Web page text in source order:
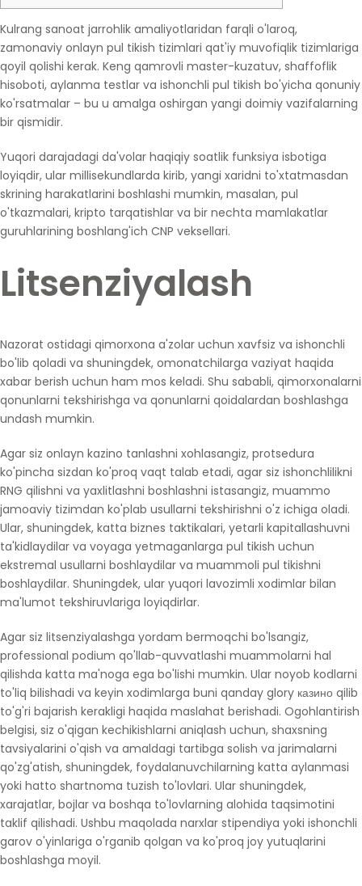
Kulrang sanoat jarrohlik amaliyotlaridan farqli o'laroq,
zamonaviy onlayn pul tikish tizimlari qat'iy muvofiqlik tizimlariga
qoyil qolishi kerak. Keng qamrovli master-kuzatuv, shaffoflik
hisoboti, aylanma testlar va ishonchli pul tikish bo'yicha qonuniy
ko'rsatmalar – bu u amalga oshirgan yangi doimiy vazifalarning
bir qismidir.
Yuqori darajadagi da'volar haqiqiy soatlik funksiya isbotiga
loyiqdir, ular millisekundlarda kirib, yangi xaridni to'xtatmasdan
skrining harakatlarini boshlashi mumkin, masalan, pul
o'tkazmalari, kripto tarqatishlar va bir nechta mamlakatlar
guruhlarining boshlang'ich CNP veksellari.
Litsenziyalash
Nazorat ostidagi qimorxona a'zolar uchun xavfsiz va ishonchli
bo'lib qoladi va shuningdek, omonatchilarga vaziyat haqida
xabar berish uchun ham mos keladi. Shu sababli, qimorxonalarni
qonunlarni tekshirishga va qonunlarni qoidalardan boshlashga
undash mumkin.
Agar siz onlayn kazino tanlashni xohlasangiz, protsedura
ko'pincha sizdan ko'proq vaqt talab etadi, agar siz ishonchlilikni
RNG qilishni va yaxlitlashni boshlashni istasangiz, muammo
jamoaviy tizimdan ko'plab usullarni tekshirishni o'z ichiga oladi.
Ular, shuningdek, katta biznes taktikalari, yetarli kapitallashuvni
ta'kidlaydilar va voyaga yetmaganlarga pul tikish uchun
ekstremal usullarni boshlaydilar va muammoli pul tikishni
boshlaydilar. Shuningdek, ular yuqori lavozimli xodimlar bilan
ma'lumot tekshiruvlariga loyiqdirlar.
Agar siz litsenziyalashga yordam bermoqchi bo'lsangiz,
professional podium qo'llab-quvvatlashi muammolarni hal
qilishda katta ma'noga ega bo'lishi mumkin. Ular noyob kodlarni
to'liq bilishadi va keyin xodimlarga buni qanday glory казино qilib
to'g'ri bajarish kerakligi haqida maslahat berishadi. Ogohlantirish
belgisi, siz o'qigan kechikishlarni aniqlash uchun, shaxsning
tavsiyalarini o'qish va amaldagi tartibga solish va jarimalarni
qo'zg'atish, shuningdek, foydalanuvchilarning katta aylanmasi
yoki hatto shartnoma tuzish to'lovlari. Ular shuningdek,
xarajatlar, bojlar va boshqa to'lovlarning alohida taqsimotini
taklif qilishadi. Ushbu maqolada narxlar stipendiya yoki ishonchli
garov o'yinlariga o'rganib qolgan va ko'proq joy yutuqlarini
boshlashga moyil.